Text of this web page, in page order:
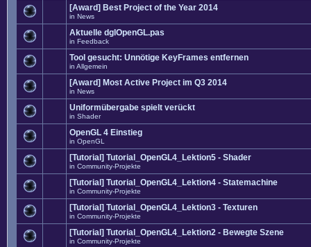
[Award] Best Project of the Year 2014
in News
Aktuelle dglOpenGL.pas
in Feedback
Tool gesucht: Unnötige KeyFrames entfernen
in Allgemein
[Award] Most Active Project im Q3 2014
in News
Uniformübergabe spielt verückt
in Shader
OpenGL 4 Einstieg
in OpenGL
[Tutorial] Tutorial_OpenGL4_Lektion5 - Shader
in Community-Projekte
[Tutorial] Tutorial_OpenGL4_Lektion4 - Statemachine
in Community-Projekte
[Tutorial] Tutorial_OpenGL4_Lektion3 - Texturen
in Community-Projekte
[Tutorial] Tutorial_OpenGL4_Lektion2 - Bewegte Szene
in Community-Projekte